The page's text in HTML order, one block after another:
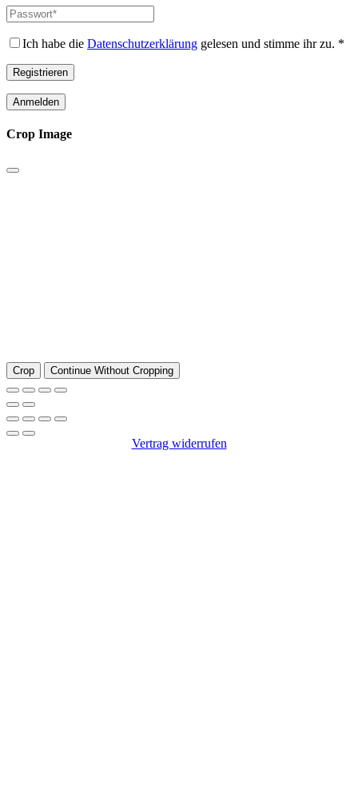
Adresse*
Erforderlich
Passwort*
Erforderlich
Ich habe die Datenschutzerklärung gelesen und stimme ihr zu. *
Registrieren
Anmelden
Crop Image
Crop Continue Without Cropping
Vertrag widerrufen